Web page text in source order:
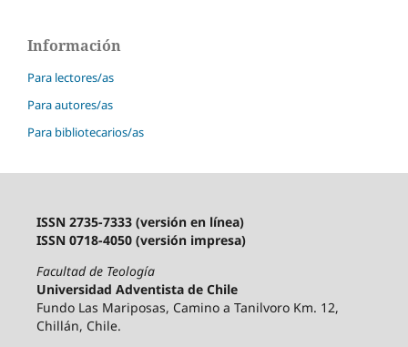
Información
Para lectores/as
Para autores/as
Para bibliotecarios/as
ISSN 2735-7333 (versión en línea)
ISSN 0718-4050 (versión impresa)
Facultad de Teología
Universidad Adventista de Chile
Fundo Las Mariposas, Camino a Tanilvoro Km. 12,
Chillán, Chile.